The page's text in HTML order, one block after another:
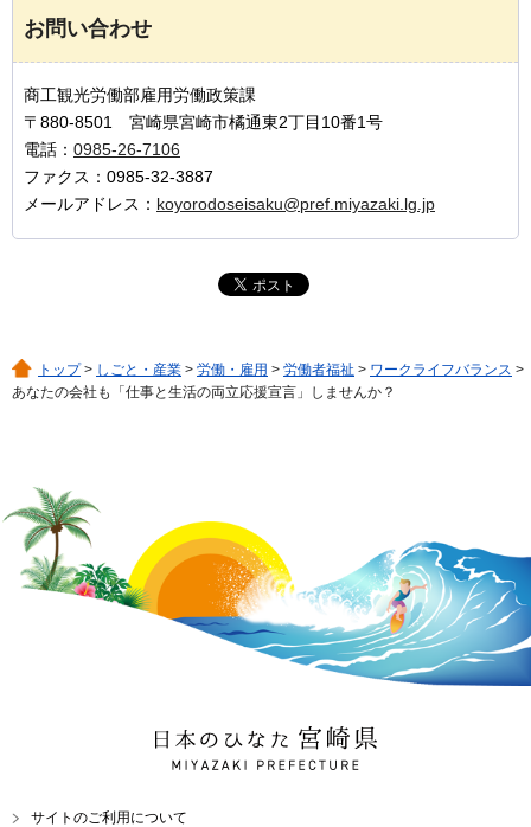
お問い合わせ
商工観光労働部雇用労働政策課
〒880-8501 宮崎県宮崎市橘通東2丁目10番1号
電話： 0985-26-7106
ファクス：0985-32-3887
メールアドレス： koyorodoseisaku@pref.miyazaki.lg.jp
トップ> しごと・産業 > 労働・雇用 > 労働者福祉 > ワークライフバランス >
あなたの会社も「仕事と生活の両立応援宣言」しませんか？
日本のひなた 宮崎県
MIYAZAKI PREFECTURE
サイトのご利用について